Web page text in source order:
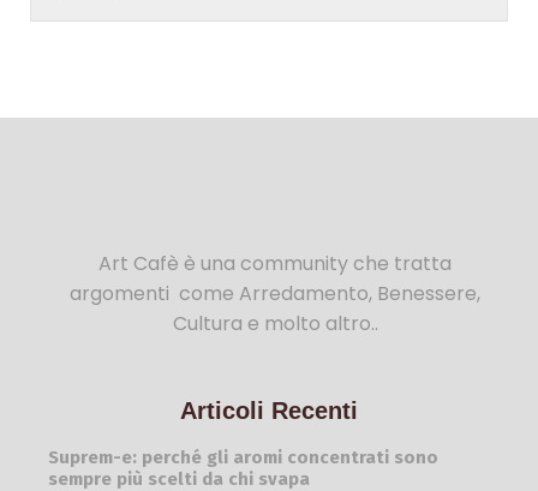
Art Cafè è una community che tratta
argomenti come Arredamento, Benessere,
Cultura e molto altro..
Articoli Recenti
Suprem-e: perché gli aromi concentrati sono
sempre più scelti da chi svapa